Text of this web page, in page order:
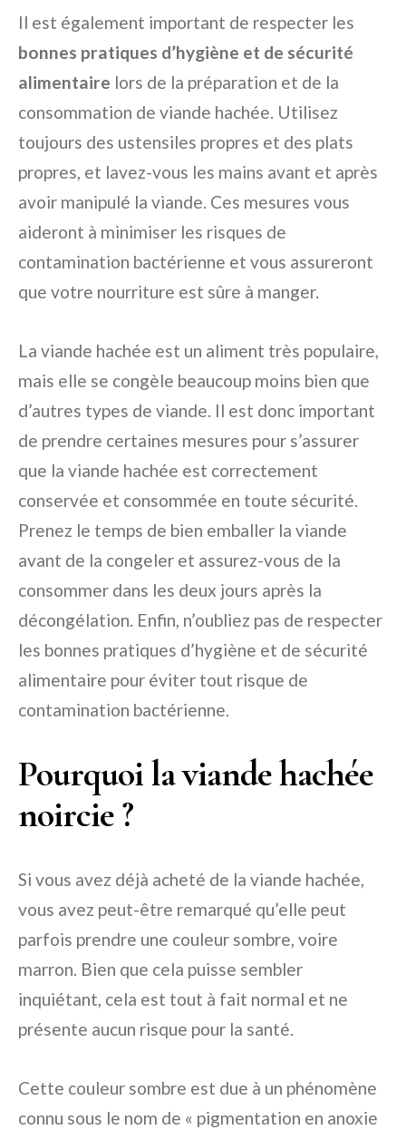
Il est également important de respecter les
bonnes pratiques d’hygiène et de sécurité
alimentaire lors de la préparation et de la
consommation de viande hachée. Utilisez
toujours des ustensiles propres et des plats
propres, et lavez-vous les mains avant et après
avoir manipulé la viande. Ces mesures vous
aideront à minimiser les risques de
contamination bactérienne et vous assureront
que votre nourriture est sûre à manger.
La viande hachée est un aliment très populaire,
mais elle se congèle beaucoup moins bien que
d’autres types de viande. Il est donc important
de prendre certaines mesures pour s’assurer
que la viande hachée est correctement
conservée et consommée en toute sécurité.
Prenez le temps de bien emballer la viande
avant de la congeler et assurez-vous de la
consommer dans les deux jours après la
décongélation. Enfin, n’oubliez pas de respecter
les bonnes pratiques d’hygiène et de sécurité
alimentaire pour éviter tout risque de
contamination bactérienne.
Pourquoi la viande hachée
noircie ?
Si vous avez déjà acheté de la viande hachée,
vous avez peut-être remarqué qu’elle peut
parfois prendre une couleur sombre, voire
marron. Bien que cela puisse sembler
inquiétant, cela est tout à fait normal et ne
présente aucun risque pour la santé.
Cette couleur sombre est due à un phénomène
connu sous le nom de « pigmentation en anoxie